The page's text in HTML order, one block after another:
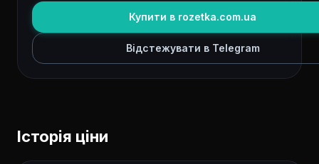
Купити в rozetka.com.ua
Відстежувати в Telegram
Історія ціни